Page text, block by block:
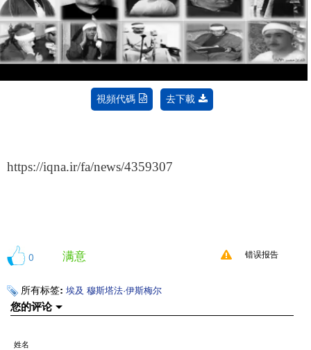
Video
視頻代碼 去下載
https://iqna.ir/fa/news/4359307
0 满意 错误报告
所有标签: 埃及 穆斯塔法·伊斯梅尔
您的评论
姓名